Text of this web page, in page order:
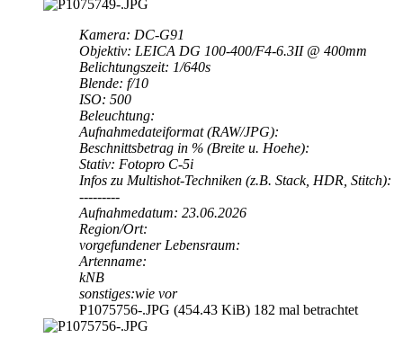
Kamera: DC-G91
Objektiv: LEICA DG 100-400/F4-6.3II @ 400mm
Belichtungszeit: 1/640s
Blende: f/10
ISO: 500
Beleuchtung:
Aufnahmedateiformat (RAW/JPG):
Beschnittsbetrag in % (Breite u. Hoehe):
Stativ: Fotopro C-5i
Infos zu Multishot-Techniken (z.B. Stack, HDR, Stitch):
---------
Aufnahmedatum: 23.06.2026
Region/Ort:
vorgefundener Lebensraum:
Artenname:
kNB
sonstiges:wie vor
P1075756-.JPG (454.43 KiB) 182 mal betrachtet